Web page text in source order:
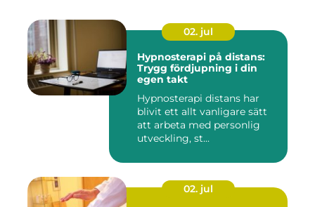
02. jul
Hypnosterapi på distans:
Trygg fördjupning i din
egen takt
Hypnosterapi distans har
blivit ett allt vanligare sätt
att arbeta med personlig
utveckling, st...
02. jul